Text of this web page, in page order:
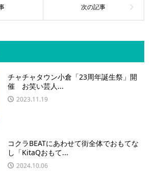
チャチャタウン小倉「23周年誕生祭」開
催 お笑い芸人...
2023.11.19
コクラBEATにあわせて街全体でおもてな
し「KitaQおもて...
2024.10.06